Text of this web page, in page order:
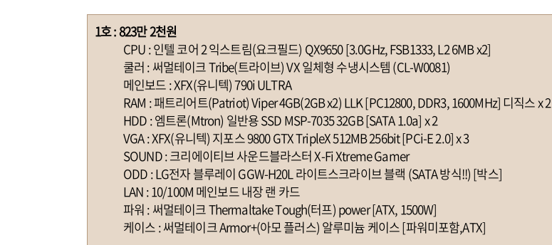
1호 : 823만 2천원
CPU : 인텔 코어 2 익스트림(요크필드) QX9650 [3.0GHz, FSB1333, L2 6MB x2]
쿨러 : 써멀테이크 Tribe(트라이브) VX 일체형 수냉시스템 (CL-W0081)
메인보드 : XFX(유니텍) 790i ULTRA
RAM : 패트리어트(Patriot) Viper 4GB(2GB x2) LLK [PC12800, DDR3, 1600MHz] 디직스 x 2
HDD : 엠트론(Mtron) 일반용 SSD MSP-7035 32GB [SATA 1.0a] x 2
VGA : XFX(유니텍) 지포스 9800 GTX TripleX 512MB 256bit [PCi-E 2.0] x 3
SOUND : 크리에이티브 사운드블라스터 X-Fi Xtreme Gamer
ODD : LG전자 블루레이 GGW-H20L 라이트스크라이브 블랙 (SATA 방식!!) [박스]
LAN : 10/100M 메인보드 내장 랜 카드
파워 : 써멀테이크 Thermaltake Tough(터프) power [ATX, 1500W]
케이스 : 써멀테이크 Armor+(아모 플러스) 알루미늄 케이스 [파워미포함,ATX]